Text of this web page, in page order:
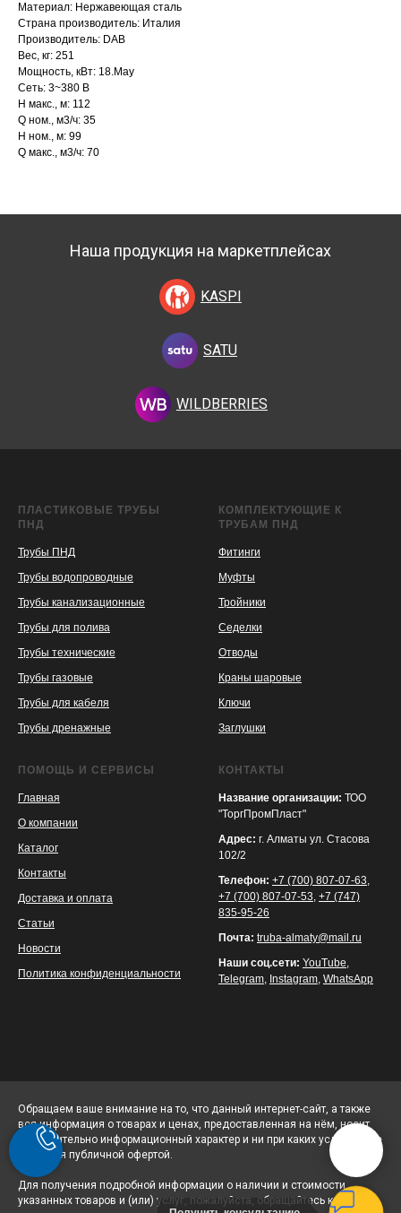
Материал: Нержавеющая сталь
Страна производитель: Италия
Производитель: DAB
Вес, кг: 251
Мощность, кВт: 18.May
Сеть: 3~380 В
H макс., м: 112
Q ном., м3/ч: 35
H ном., м: 99
Q макс., м3/ч: 70
Наша продукция на маркетплейсах
KASPI
KASPI
SATU
SATU
WILDBERRIES
WILDBERRIES
ПЛАСТИКОВЫЕ ТРУБЫ
ПНД
Трубы ПНД
Трубы водопроводные
Трубы канализационные
Трубы для полива
Трубы технические
Трубы газовые
Трубы для кабеля
Трубы дренажные
КОМПЛЕКТУЮЩИЕ К
ТРУБАМ ПНД
Фитинги
Муфты
Тройники
Седелки
Отводы
Краны шаровые
Ключи
Заглушки
ПОМОЩЬ И СЕРВИСЫ
Главная
О компании
Каталог
Контакты
Доставка и оплата
Статьи
Новости
Политика конфиденциальности
КОНТАКТЫ
Название организации: ТОО
"ТоргПромПласт"
Адрес: г. Алматы ул. Стасова
102/2
Телефон: +7 (700) 807-07-63,
+7 (700) 807-07-53, +7 (747)
835-95-26
Почта: truba-almaty@mail.ru
Наши соц.сети: YouTube,
Telegram, Instagram, WhatsApp
Обращаем ваше внимание на то, что данный интернет-сайт, а также
вся информация о товарах и ценах, предоставленная на нём, носит
исключительно информационный характер и ни при каких условиях не
является публичной офертой.
Для получения подробной информации о наличии и стоимости
указанных товаров и (или) услуг, пожалуйста, обращайтесь к